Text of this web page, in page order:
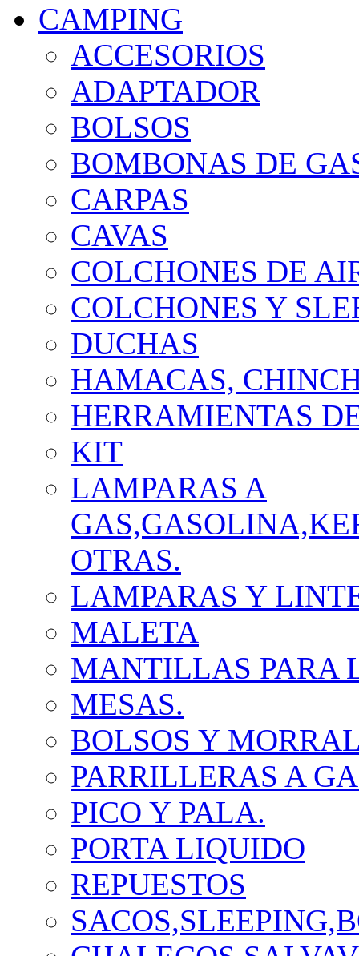
CAMPING
ACCESORIOS
ADAPTADOR
BOLSOS
BOMBONAS DE
CARPAS
CAVAS
COLCHONES DE
COLCHONES Y
DUCHAS
HAMACAS,
HERRAMIENTAS
KIT
LAMPARAS A
OTRAS.
LAMPARAS Y
MALETA
MANTILLAS PARA
MESAS.
BOLSOS Y
PARRILLERAS A
PICO Y PALA.
PORTA LIQUIDO
REPUESTOS